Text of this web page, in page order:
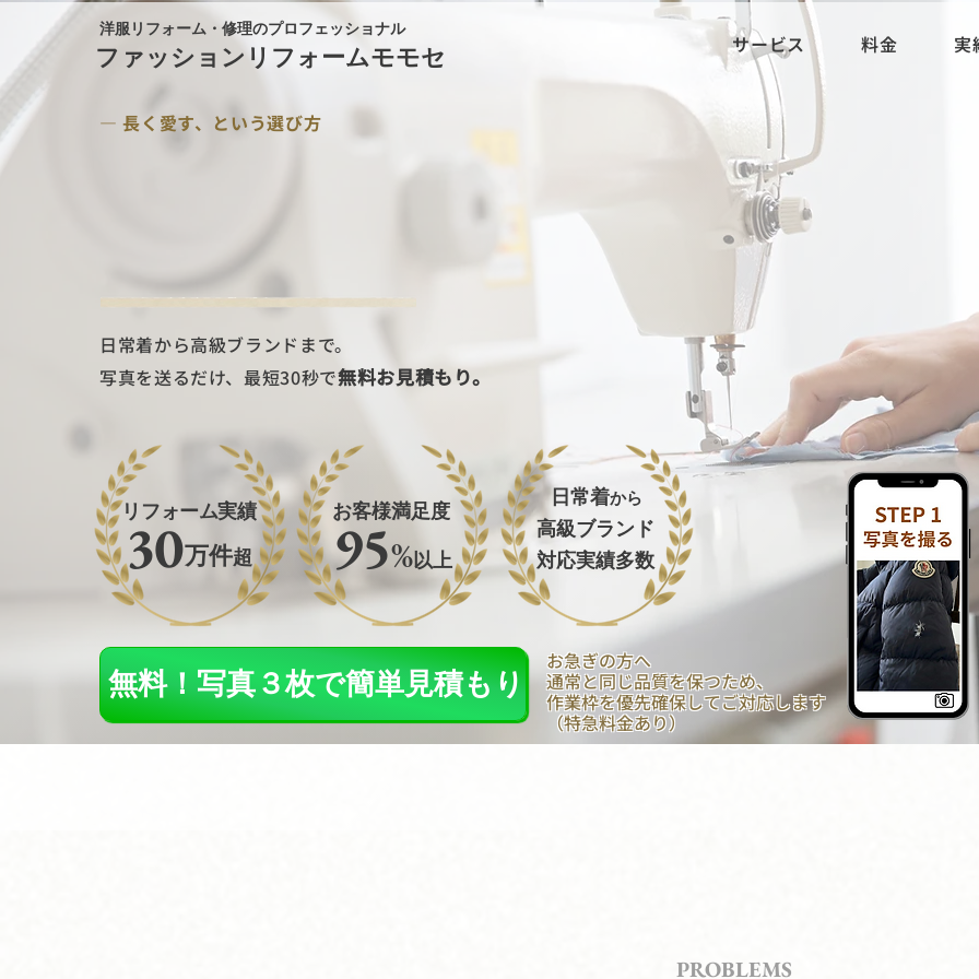
洋服リフォーム・修理のプロフェッショナル
ファッションリフォームモモセ サービス 料金 実
— 長く愛す、という選び方
大切な服ほど、
直して長く。
日常着から高級ブランドまで。
写真を送るだけ、最短30秒で無料お見積もり。
リフォーム実績
30万件超
お客様満足度
95%以上
高級ブランド
対応実績多数
日常着から
無料！写真３枚で簡単見積もり
お急ぎの方へ
通常と同じ品質を保つため、
作業枠を優先確保してご対応します
（特急料金あり）
PROBLEMS